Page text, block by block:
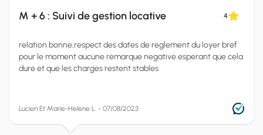
M + 6 : Suivi de gestion locative 4
relation bonne,respect des dates de reglement du loyer bref
pour le moment aucune remarque negative esperant que cela
dure et que les charges restent stables
Lucien Et Marie-Helene L. - 07/08/2023